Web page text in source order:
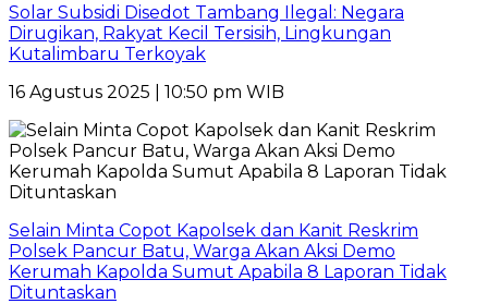
Solar Subsidi Disedot Tambang Ilegal: Negara
Dirugikan, Rakyat Kecil Tersisih, Lingkungan
Kutalimbaru Terkoyak
16 Agustus 2025 | 10:50 pm WIB
Selain Minta Copot Kapolsek dan Kanit Reskrim
Polsek Pancur Batu, Warga Akan Aksi Demo
Kerumah Kapolda Sumut Apabila 8 Laporan Tidak
Dituntaskan